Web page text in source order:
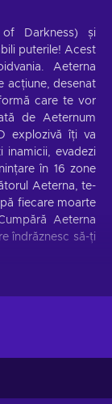
of Darkness) și
puterile! Acest
Aeterna
acțiune, desenat
care te vor
de Aeternum
explozivă îți va
inamicii, evadezi
în 16 zone
Aeterna, te-
fiecare moarte
Aeterna
îndrăznesc să-ți
puterea
Aeterna Noctis